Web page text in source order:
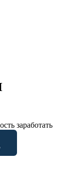
заработать